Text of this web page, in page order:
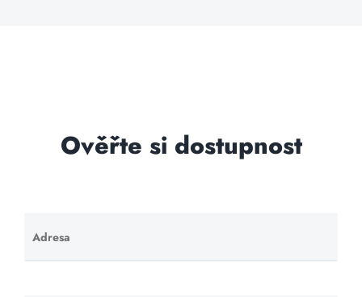
Ověřte si dostupnost
Adresa
Ponechte
toto pole